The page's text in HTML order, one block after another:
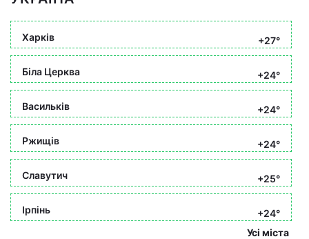
Харків +27°
Біла Церква +24°
Васильків +24°
Ржищів +24°
Славутич +25°
Ірпінь
+24°
Усі міста